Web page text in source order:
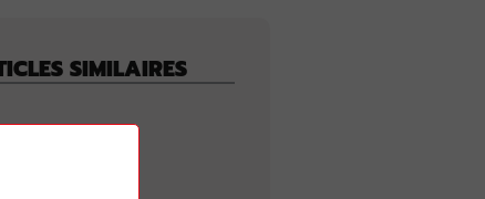
SIMILAIRES